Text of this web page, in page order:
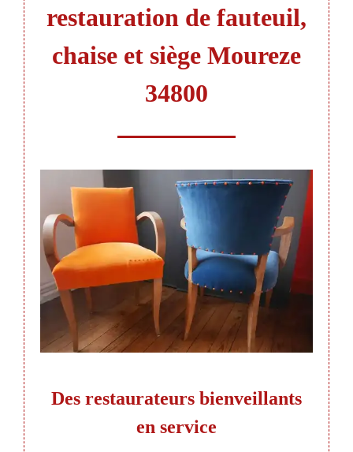
restauration de fauteuil,
chaise et siège Moureze
34800
Des restaurateurs bienveillants
en service